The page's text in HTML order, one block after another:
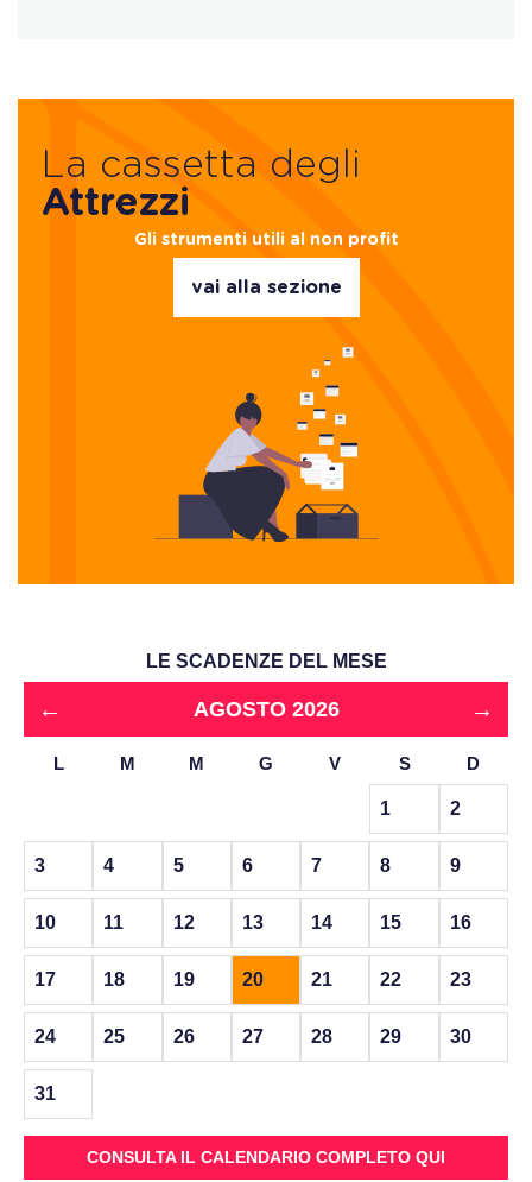
La cassetta degli
Attrezzi
Gli strumenti utili al non profit
vai alla sezione
LE SCADENZE DEL MESE
← AGOSTO 2026 →
L M M G V S D
1 2
3 4 5 6 7 8 9
10 11 12 13 14 15 16
17 18 19 20 21 22 23
24 25 26 27 28 29 30
31
CONSULTA IL CALENDARIO COMPLETO QUI